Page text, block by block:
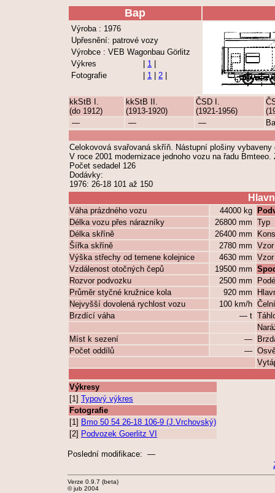
Bap
Výroba : 1976
Upřesnění: patrové vozy
Výrobce : VEB Wagonbau Görlitz
Výkres
1
Fotografie
1 2
kkStB I.
(do 1912)
kkStB II.
(1913-1920)
ČSD I.
(1921-1956)
—
— —
Celokovová svařovaná skříň. Nástupní plošiny
V roce 2001 modernizace jednoho vozu na řadu
Počet sedadel 126
Dodávky:
1976: 26-18 101 až 150
Váha prázdného vozu 44000 kg
Délka vozu přes nárazníky
26800 mm Typ
Délka skříně
26400 mm
Šířka skříně
2780 mm
Výška střechy od temene kolejnice
4630 mm
Vzdálenost otočných čepů
19500 mm
Rozvor podvozku
2500 mm
Průměr styčné kružnice kola
920 mm
Nejvyšší dovolená rychlost vozu
100 km/h
Brzdící váha
— t
Míst k sezení
—
Počet oddílů
—
Výkresy
[1] Typový výkres
Fotografie
[1] Bmo 50 54 26-18 106-9 (J.Vrchovský)
[2] Podvozek Goerlitz VI
Poslední modifikace: —
Verze 0.9.7 (beta)
© jub 2004